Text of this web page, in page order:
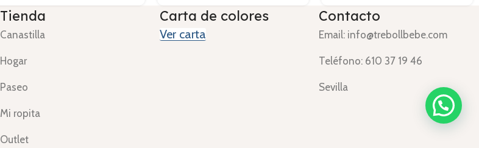
Tienda
Canastilla
Hogar
Paseo
Mi ropita
Outlet
Carta de colores
Ver carta
Contacto
Email: info@trebollbebe.com
Teléfono: 610 37 19 46
Sevilla